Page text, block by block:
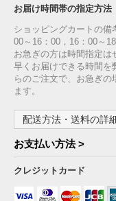
お届け時間帯の指定方法
ショッピングカートの備
00～16：00，16：00～
お急ぎの方は時間指定は
早くお届けできる時間を
らのご注文で、お急ぎの
ます。
配送方法・送料の詳
お支払い方法 >
クレジットカード